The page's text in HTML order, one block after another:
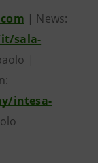
| News:
sala-
|
intesa-